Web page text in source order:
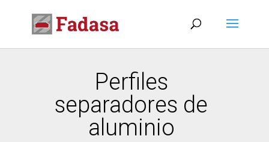
Perfiles
separadores de
aluminio